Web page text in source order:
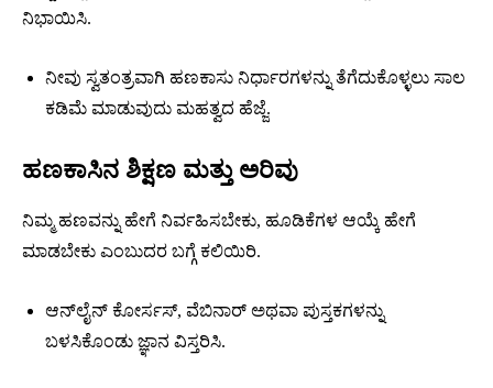
ನಿಭಾಯಿಸಿ.
ನೀವು ಸ್ವತಂತ್ರವಾಗಿ ಹಣಕಾಸು ನಿರ್ಧಾರಗಳನ್ನು ತೆಗೆದುಕೊಳ್ಳಲು ಸಾಲ
ಕಡಿಮೆ ಮಾಡುವುದು ಮಹತ್ವದ ಹೆಜ್ಜೆ.
ಹಣಕಾಸಿನ ಶಿಕ್ಷಣ ಮತ್ತು ಅರಿವು
ನಿಮ್ಮ ಹಣವನ್ನು ಹೇಗೆ ನಿರ್ವಹಿಸಬೇಕು, ಹೂಡಿಕೆಗಳ ಆಯ್ಕೆ ಹೇಗೆ
ಮಾಡಬೇಕು ಎಂಬುದರ ಬಗ್ಗೆ ಕಲಿಯಿರಿ.
ಆನ್‌ಲೈನ್ ಕೋರ್ಸಸ್, ವೆಬಿನಾರ್ ಅಥವಾ ಪುಸ್ತಕಗಳನ್ನು
ಬಳಸಿಕೊಂಡು ಜ್ಞಾನ ವಿಸ್ತರಿಸಿ.